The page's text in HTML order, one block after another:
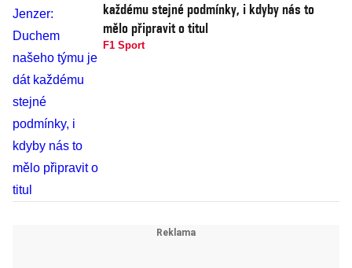
každému stejné podmínky, i kdyby nás to
mělo připravit o titul
F1 Sport